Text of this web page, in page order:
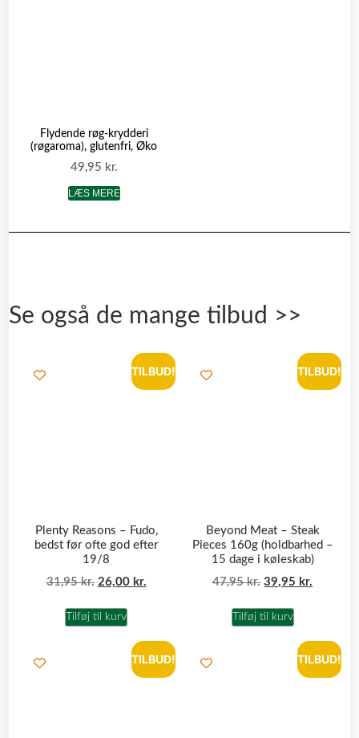
Flydende røg-krydderi
(røgaroma), glutenfri, Øko
49,95 kr.
LÆS MERE
Se også de mange tilbud >>
TILBUD!
Plenty Reasons – Fudo,
bedst før ofte god efter
19/8
31,95kr. 26,00 kr.
Tilføj til kurv
TILBUD!
Beyond Meat – Steak
Pieces 160g (holdbarhed –
15 dage i køleskab)
47,95kr. 39,95 kr.
Tilføj til kurv
TILBUD! TILBUD!